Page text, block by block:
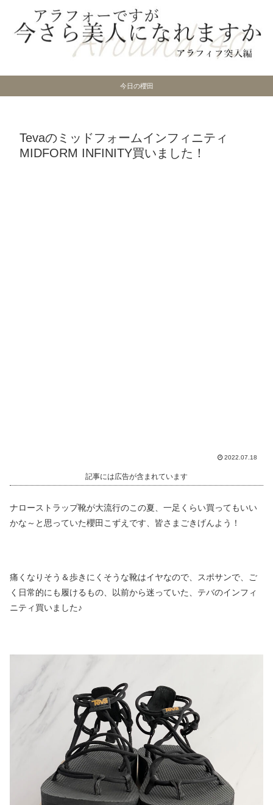
今日の櫻田
Tevaのミッドフォームインフィニティ
MIDFORM INFINITY買いました！
2022.07.18
記事には広告が含まれています
ナローストラップ靴が大流行のこの夏、一足くらい買ってもいい
かな～と思っていた櫻田こずえです、皆さまごきげんよう！
痛くなりそう＆歩きにくそうな靴はイヤなので、スポサンで、ご
く日常的にも履けるもの、以前から迷っていた、テバのインフィ
ニティ買いました♪